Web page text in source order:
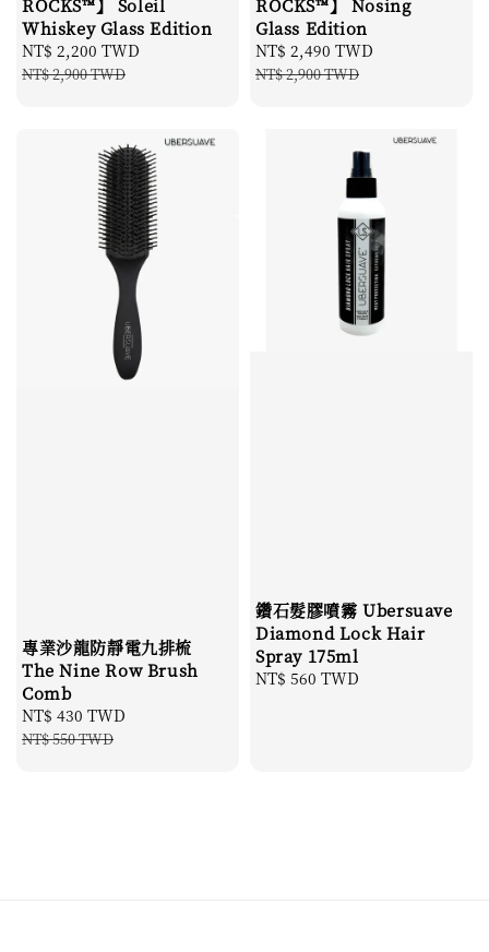
ROCKS™】 Soleil
Whiskey Glass Edition
Sale
price
NT$ 2,200 TWD
NT$ 2,900 TWD
ROCKS™】 Nosing
Glass Edition
Sale
price
NT$ 2,490 TWD
NT$ 2,900 TWD
專業沙龍防靜電九排梳
The Nine Row Brush
Comb
Sale
price
NT$ 430 TWD
NT$ 550 TWD
鑽石髮膠噴霧 Ubersuave
Diamond Lock Hair
Spray 175ml
Regular
NT$ 560 TWD